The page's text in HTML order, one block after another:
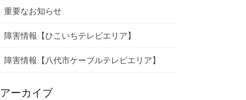
重要なお知らせ
障害情報【ひこいちテレビエリア】
障害情報【八代市ケーブルテレビエリア】
アーカイブ